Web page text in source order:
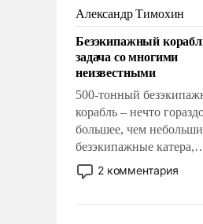
ударами судьбы, брать
ответственность,
слабым, идти вперед и
адаптироваться.
Александр Тимохин
Безэкипажный
задача со многими
неизвестными
500-тонный
корабль – нечто
большее, чем
безэкипажные катера,
применение которых
стало обыденностью.
сложна и амбициозна.
2 комментария